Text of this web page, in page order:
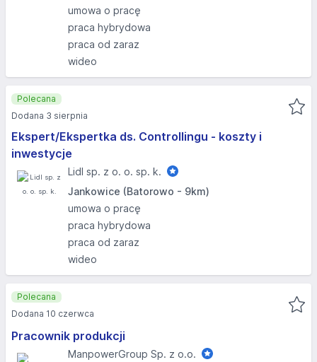
umowa o pracę
praca hybrydowa
praca od zaraz
wideo
Ekspert/Ekspertka ds. Controllingu - koszty i
inwestycje
Lidl sp. z o. o. sp. k.
Jankowice (Batorowo - 9km)
umowa o pracę
praca hybrydowa
praca od zaraz
wideo
Polecana
Dodana 3 sierpnia
Pracownik produkcji
ManpowerGroup Sp. z o.o.
Polecana
Dodana 10 czerwca